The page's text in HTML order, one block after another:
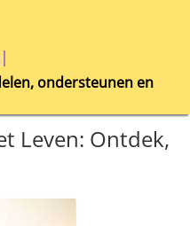
ondersteunen en
Leven: Ontdek,